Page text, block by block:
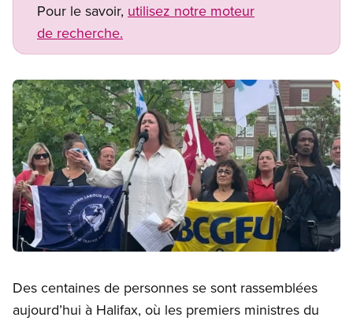
Pour le savoir, utilisez notre moteur
de recherche.
Image
Des centaines de personnes se sont rassemblées
aujourd’hui à Halifax, où les premiers ministres du